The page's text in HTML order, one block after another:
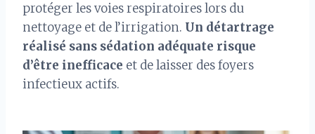
protéger les voies respiratoires lors du
nettoyage et de l’irrigation. Un détartrage
réalisé sans sédation adéquate risque
d’être inefficace et de laisser des foyers
infectieux actifs.